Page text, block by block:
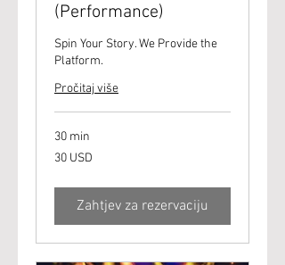
(Performance)
Spin Your Story. We Provide the
Platform.
Pročitaj više
30 min
30
američkih
30 USD
Zahtjev za rezervaciju